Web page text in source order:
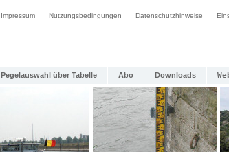
Impressum Nutzungsbedingungen Datenschutzhinweise
Pegelauswahl über Tabelle Abo Downloads